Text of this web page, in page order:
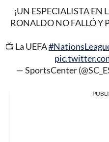
¡UN ESPECIALISTA
RONALDO NO FALLÓ Y
📺 La UEFA
— SportsCenter